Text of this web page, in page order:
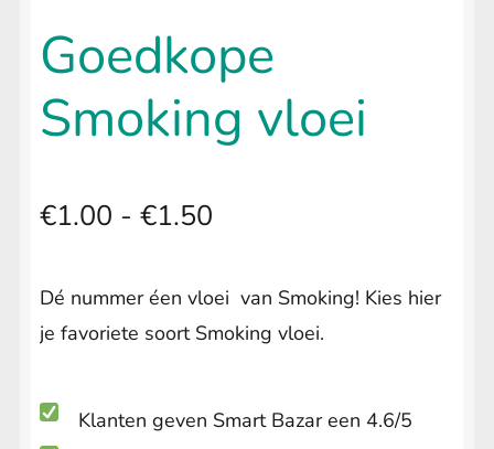
Goedkope
Smoking vloei
€1.00 - €1.50
tot
Dé nummer éen vloei van Smoking! Kies hier
je favoriete soort Smoking vloei.
Klanten geven Smart Bazar een 4.6/5